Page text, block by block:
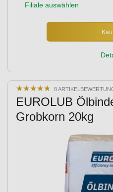
Filiale auswählen
★★★★★
★★★★★ 8
EUROLUB
Grobkorn 20kg